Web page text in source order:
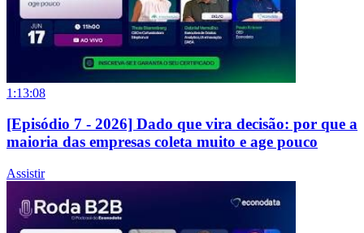
1:13:08
[Episódio 7 - 2026] Dado que vira decisão: por que a
maioria das empresas coleta muito e age pouco
Assistir